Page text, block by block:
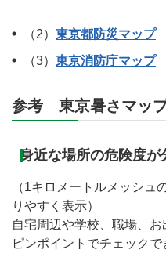
（2） 東京都防災マップ
（3） 東京消防庁マップ
参考 東京暑さマッ
身近な場所の危険度が
（1キロメートルメッシュ
りやすく表示）
自宅周辺や学校、職場、
ピンポイントでチェックで